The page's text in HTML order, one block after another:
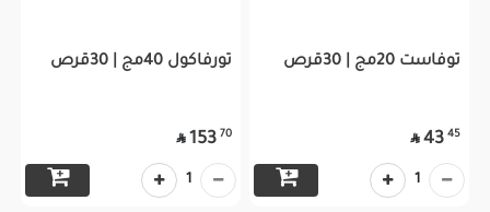
توفاست 20مج | 30قرص
45
43

1
تورفاكول 40مج | 30قرص
70
153

1